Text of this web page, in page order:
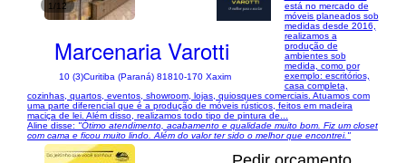
1/12
Marcenaria Varotti
10 (3)Curitiba (Paraná) 81810-170 Xaxim
está no mercado de
móveis planeados sob
medidas desde 2016,
realizamos a
produção de
ambientes sob
medida, como por
exemplo: escritórios,
casa completa,
cozinhas, quartos, eventos, showroom, lojas, quiosques comerciais. Atuamos com
uma parte diferencial que é a produção de móveis rústicos, feitos em madeira
maciça de lei. Além disso, realizamos todo tipo de pintura de...
Aline disse: "Ótimo atendimento, acabamento e qualidade muito bom. Fiz um closet
com cama e ficou muito lindo. Além do valor ter sido o melhor que encontrei."